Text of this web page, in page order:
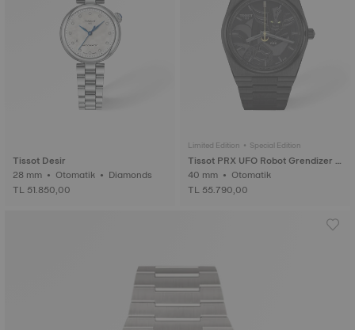
Tissot Desir
28 mm • Otomatik • Diamonds
TL 51.850,00
Limited Edition • Special Edition
Tissot PRX UFO Robot Grendizer 5
0th Anniversary
40 mm • Otomatik
TL 55.790,00